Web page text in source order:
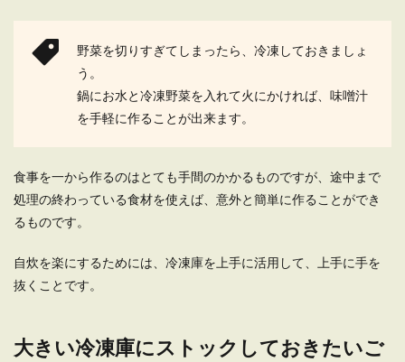
一人暮らしのキッチンの収納棚を有効
的に使いたい
棚の事も考えなくてはいけません。 備え付けのも
ので足り...
野菜を切りすぎてしまったら、冷凍しておきましょ
う。
鍋にお水と冷凍野菜を入れて火にかければ、味噌汁
を手軽に作ることが出来ます。
食事を一から作るのはとても手間のかかるものですが、途中まで
処理の終わっている食材を使えば、意外と簡単に作ることができ
るものです。
自炊を楽にするためには、冷凍庫を上手に活用して、上手に手を
抜くことです。
大きい冷凍庫にストックしておきたいご